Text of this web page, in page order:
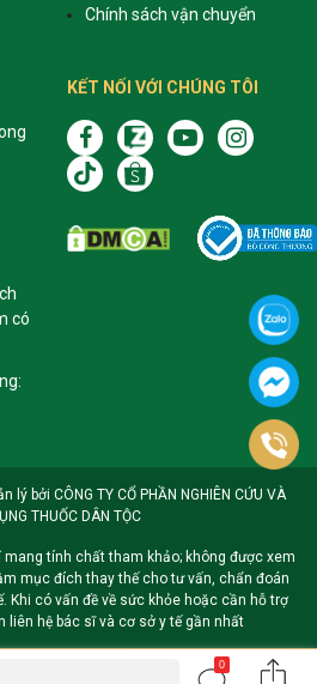
0
Chính sách vận chuyển
có
KẾT NỐI VỚI CHÚNG TÔI
bởi CÔNG TY CỔ PHẦN NGHIÊN CỨU VÀ
THUỐC DÂN TỘC
tính chất tham khảo; không được xem
mục đích thay thế cho tư vấn, chẩn đoán
Khi có vấn đề về sức khỏe hoặc cần hỗ trợ
liên hệ bác sĩ và cơ sở y tế gần nhất
ĐẶT LỊCH KHÁM